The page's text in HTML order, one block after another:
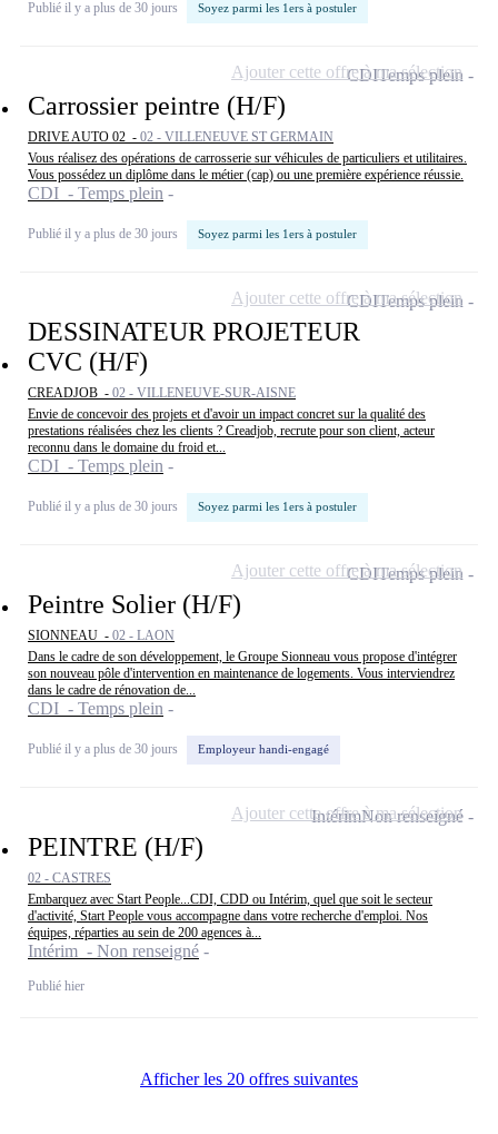
Publié il y a plus de 30 jours Soyez parmi les 1ers à postuler
Carrossier peintre (H/F)
DRIVE AUTO 02 - 02 - VILLENEUVE ST GERMAIN
Vous réalisez des opérations de carrosserie sur véhicules de particuliers et utilitaires.
Vous possédez un diplôme dans le métier (cap) ou une première expérience réussie.
CDI - Temps plein
Publié il y a plus de 30 jours Soyez parmi les 1ers à postuler
CDITemps plein
Ajouter cette offre à ma sélection
DESSINATEUR PROJETEUR
CVC (H/F)
CREADJOB - 02 - VILLENEUVE-SUR-AISNE
Envie de concevoir des projets et d'avoir un impact concret sur la qualité des
prestations réalisées chez les clients ? Creadjob, recrute pour son client, acteur
reconnu dans le domaine du froid et...
CDI - Temps plein
Publié il y a plus de 30 jours Soyez parmi les 1ers à postuler
CDITemps plein
Ajouter cette offre à ma sélection
Peintre Solier (H/F)
SIONNEAU - 02 - LAON
Dans le cadre de son développement, le Groupe Sionneau vous propose d'intégrer
son nouveau pôle d'intervention en maintenance de logements. Vous interviendrez
dans le cadre de rénovation de...
CDI - Temps plein
Publié il y a plus de 30 jours Employeur handi-engagé
CDITemps plein
Ajouter cette offre à ma sélection
PEINTRE (H/F)
02 - CASTRES
Embarquez avec Start People...CDI, CDD ou Intérim, quel que soit le secteur
d'activité, Start People vous accompagne dans votre recherche d'emploi. Nos
équipes, réparties au sein de 200 agences à...
Intérim - Non renseigné
Publié hier
IntérimNon renseigné
Ajouter cette offre à ma sélection
Afficher les 20 offres suivantes